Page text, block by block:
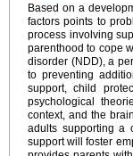
Based on a
factors points to
process involving
parenthood to cope
disorder (NDD), a
to preventing
support, child
psychological
context, and the
adults supporting a
support will foster